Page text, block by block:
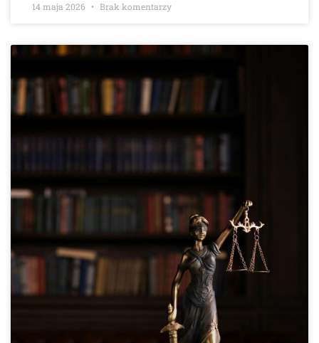
14 maja 2026 Brak komentarzy